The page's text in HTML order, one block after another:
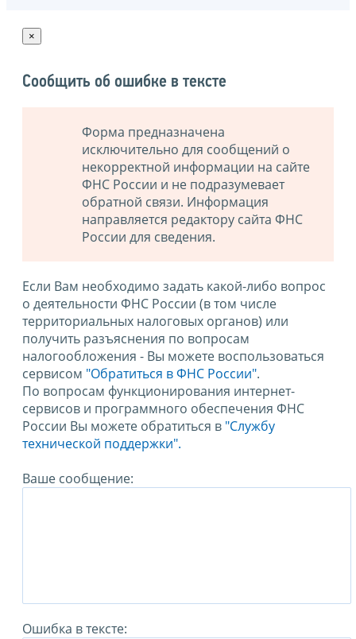
×
Сообщить об ошибке в тексте
Форма предназначена
исключительно для сообщений о
некорректной информации на сайте
ФНС России и не подразумевает
обратной связи. Информация
направляется редактору сайта ФНС
России для сведения.
Если Вам необходимо задать какой-либо вопрос
о деятельности ФНС России (в том числе
территориальных налоговых органов) или
получить разъяснения по вопросам
налогообложения - Вы можете воспользоваться
сервисом "Обратиться в ФНС России".
По вопросам функционирования интернет-
сервисов и программного обеспечения ФНС
России Вы можете обратиться в "Службу
технической поддержки".
Ваше сообщение:
Ошибка в тексте: